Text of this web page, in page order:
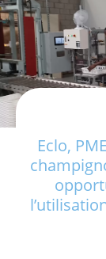
Eclo,